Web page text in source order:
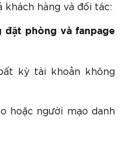
hàng và đối tác:
đặt phòng và fanpage
kỳ tài khoản không
hoặc người mạo danh